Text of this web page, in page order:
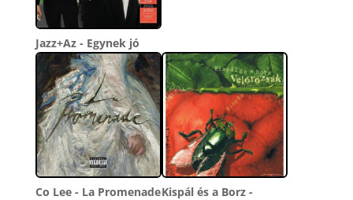
Jazz+Az - Egynek jó
Co Lee - La PromenadeKispál és a Borz -